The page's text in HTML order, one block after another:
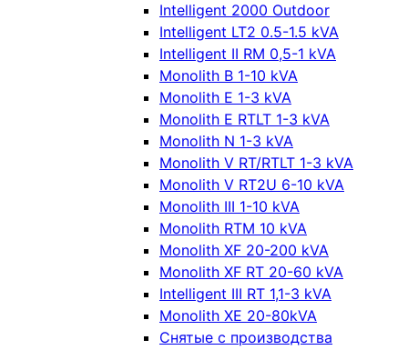
Intelligent 2000 Outdoor
Intelligent LT2 0.5-1.5 kVA
Intelligent II RM 0,5-1 kVA
Monolith B 1-10 kVA
Monolith E 1-3 kVA
Monolith E RTLT 1-3 kVA
Monolith N 1-3 kVA
Monolith V RT/RTLT 1-3 kVA
Monolith V RT2U 6-10 kVA
Monolith III 1-10 kVA
Monolith RTM 10 kVA
Monolith XF 20-200 kVA
Monolith XF RT 20-60 kVA
Intelligent III RT 1,1-3 kVA
Monolith XE 20-80kVA
Снятые с производства